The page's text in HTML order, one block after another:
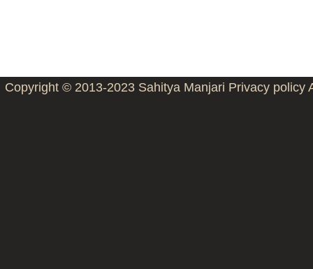
Copyright © 2013-2023 Sahitya Manjari Privacy policy